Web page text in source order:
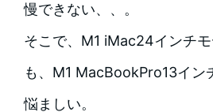
慢できない、、。
そこで、M1 iMac24インチ
も、M1 MacBookPro13イン
悩ましい。